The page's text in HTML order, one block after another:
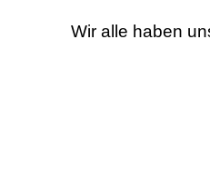
Wir alle haben